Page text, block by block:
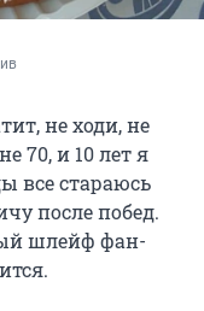
не ходи, не
70, и 10 лет я
все стараюсь
после побед.
шлейф фан-